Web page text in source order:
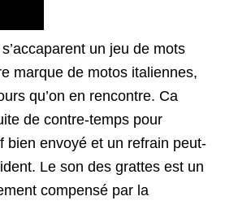
un jeu de mots
marque de motos italiennes,
qu’on en rencontre. Ca
de contre-temps pour
bien envoyé et un refrain peut-
Le son des grattes est un
compensé par la